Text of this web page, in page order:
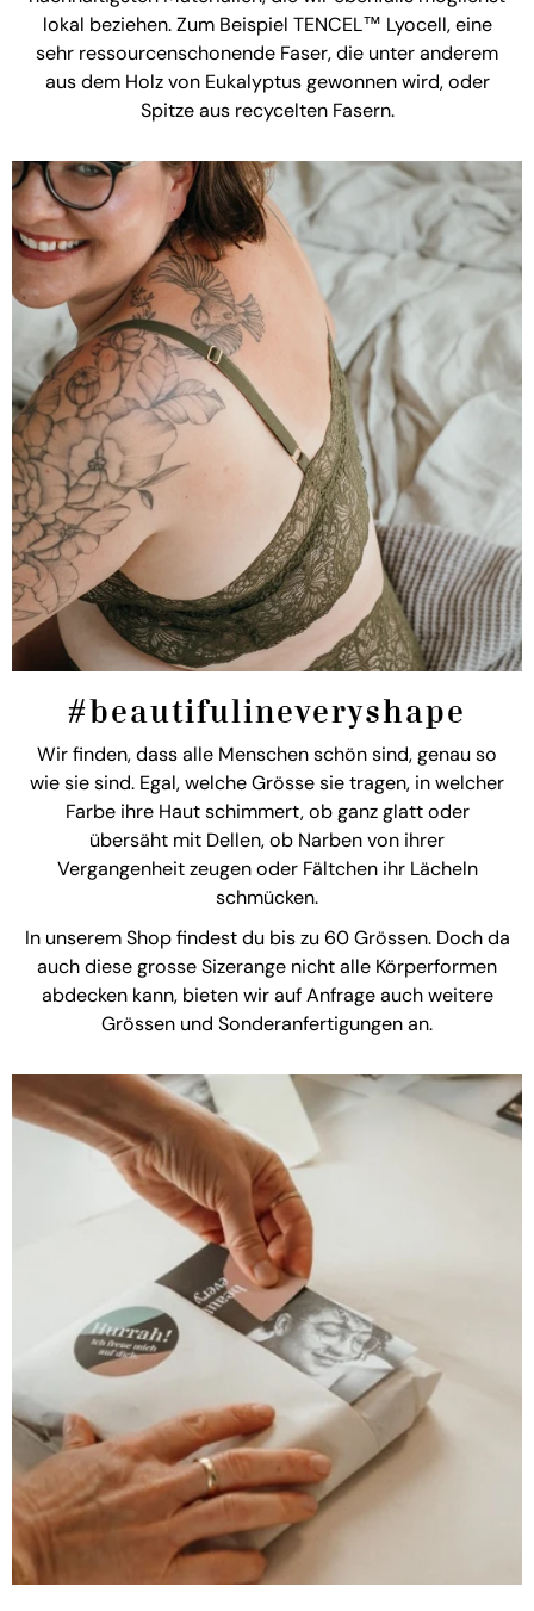
lokal beziehen. Zum Beispiel TENCEL™ Lyocell, eine
sehr ressourcenschonende Faser, die unter anderem
aus dem Holz von Eukalyptus gewonnen wird, oder
Spitze aus recycelten Fasern.
#beautifulineveryshape
Wir finden, dass alle Menschen schön sind, genau so
wie sie sind. Egal, welche Grösse sie tragen, in welcher
Farbe ihre Haut schimmert, ob ganz glatt oder
übersäht mit Dellen, ob Narben von ihrer
Vergangenheit zeugen oder Fältchen ihr Lächeln
schmücken.
In unserem Shop findest du bis zu 60 Grössen. Doch da
auch diese grosse Sizerange nicht alle Körperformen
abdecken kann, bieten wir auf Anfrage auch weitere
Grössen und Sonderanfertigungen an.